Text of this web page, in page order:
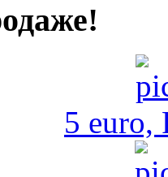
5 euro,